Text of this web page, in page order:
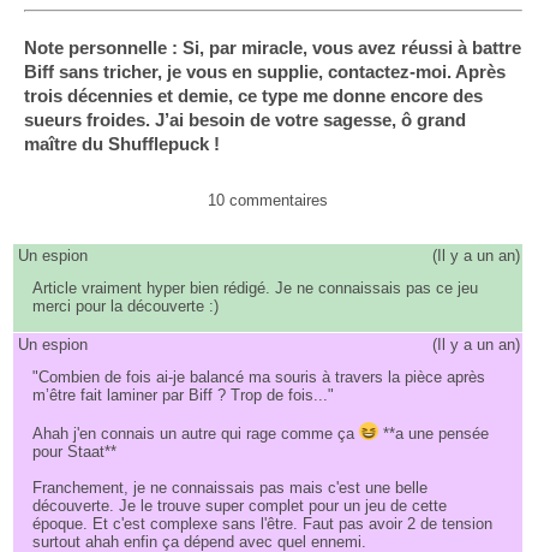
Note personnelle : Si, par miracle, vous avez réussi à battre
Biff sans tricher, je vous en supplie, contactez-moi. Après
trois décennies et demie, ce type me donne encore des
sueurs froides. J’ai besoin de votre sagesse, ô grand
maître du Shufflepuck !
10 commentaires
Un espion (Il y a un an)
Article vraiment hyper bien rédigé. Je ne connaissais pas ce jeu
merci pour la découverte :)
Un espion (Il y a un an)
"Combien de fois ai-je balancé ma souris à travers la pièce après
m’être fait laminer par Biff ? Trop de fois..."
Ahah j'en connais un autre qui rage comme ça
**a une pensée
pour Staat**
Franchement, je ne connaissais pas mais c'est une belle
découverte. Je le trouve super complet pour un jeu de cette
époque. Et c'est complexe sans l'être. Faut pas avoir 2 de tension
surtout ahah enfin ça dépend avec quel ennemi.